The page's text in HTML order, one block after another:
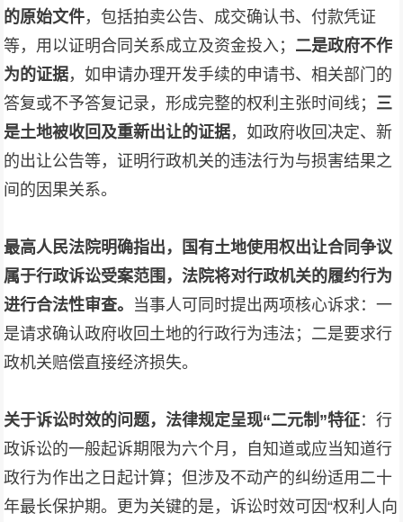
的原始文件，包括拍卖公告、成交确认书、付款凭证
等，用以证明合同关系成立及资金投入； 二是政府不作
为的证据，如申请办理开发手续的申请书、相关部门的
答复或不予答复记录，形成完整的权利主张时间线； 三
是土地被收回及重新出让的证据，如政府收回决定、新
的出让公告等，证明行政机关的违法行为与损害结果之
间的因果关系。
最高人民法院明确指出，国有土地使用权出让合同争议
属于行政诉讼受案范围，法院将对行政机关的履约行为
进行合法性审查。 当事人可同时提出两项核心诉求：一
是请求确认政府收回土地的行政行为违法；二是要求行
政机关赔偿直接经济损失。
关于诉讼时效的问题，法律规定呈现“二元制”特征：行
政诉讼的一般起诉期限为六个月，自知道或应当知道行
政行为作出之日起计算；但涉及不动产的纠纷适用二十
年最长保护期。更为关键的是，诉讼时效可因“权利人向